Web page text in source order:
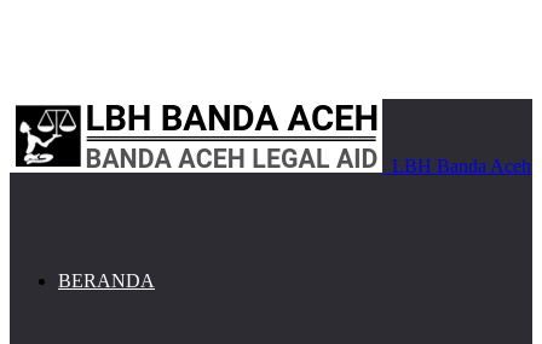
LBH Banda Aceh
BERANDA